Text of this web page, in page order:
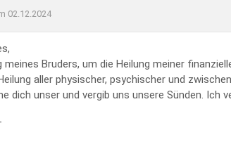
02.12.2024
Bruders, um die Heilung meiner
aller physischer, psychischer und
dich unser und vergib uns unsere Sünden. Ich